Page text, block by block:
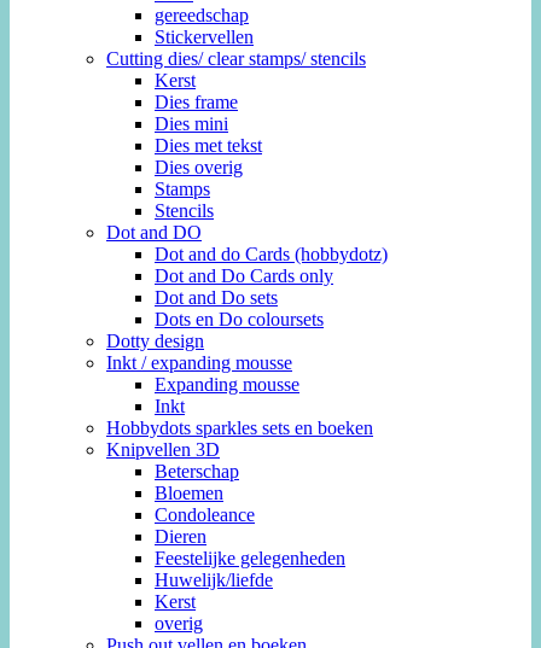
gereedschap
Stickervellen
Cutting dies/ clear stamps/ stencils
Kerst
Dies frame
Dies mini
Dies met tekst
Dies overig
Stamps
Stencils
Dot and DO
Dot and do Cards (hobbydotz)
Dot and Do Cards only
Dot and Do sets
Dots en Do coloursets
Dotty design
Inkt / expanding mousse
Expanding mousse
Inkt
Hobbydots sparkles sets en boeken
Knipvellen 3D
Beterschap
Bloemen
Condoleance
Dieren
Feestelijke gelegenheden
Huwelijk/liefde
Kerst
overig